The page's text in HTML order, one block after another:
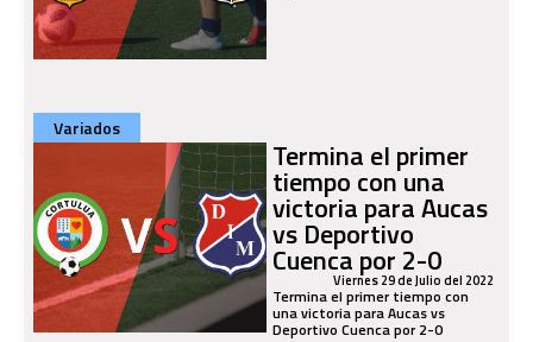
Variados
Termina el primer
tiempo con una
victoria para Aucas
vs Deportivo
Cuenca por 2-0
Viernes 29 de Julio del 2022
Termina el primer tiempo con
una victoria para Aucas vs
Deportivo Cuenca por 2-0